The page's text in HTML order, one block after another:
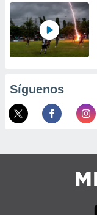
Síguenos